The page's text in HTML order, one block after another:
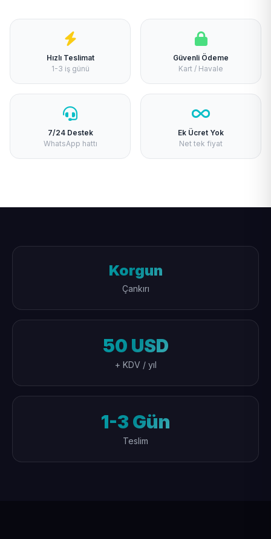
Hızlı Teslimat
1-3 iş günü
Güvenli Ödeme
Kart / Havale
7/24 Destek
WhatsApp hattı
Ek Ücret Yok
Net tek fiyat
Korgun
Çankırı
50 USD
+ KDV / yıl
1-3 Gün
Teslim